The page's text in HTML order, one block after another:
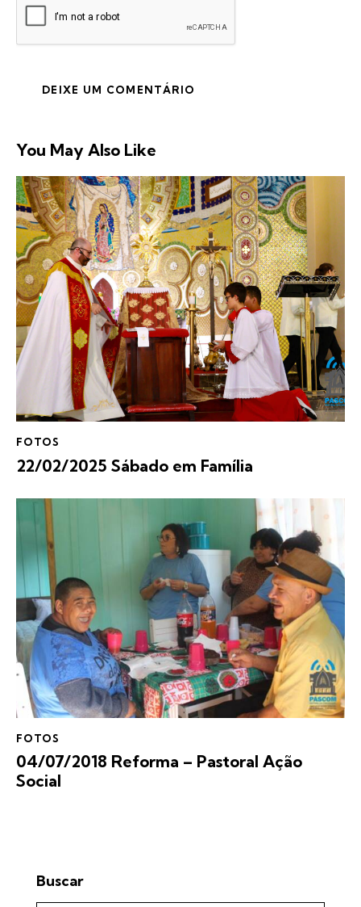
You May Also Like
FOTOS
22/02/2025 Sábado em Família
FOTOS
04/07/2018 Reforma – Pastoral Ação
Social
Buscar